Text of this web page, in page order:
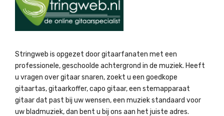
Stringweb is opgezet door gitaarfanaten met een
professionele, geschoolde achtergrond in de muziek. Heeft
u vragen over gitaar snaren, zoekt u een goedkope
gitaartas, gitaarkoffer, capo gitaar, een stemapparaat
gitaar dat past bij uw wensen, een muziek standaard voor
uw bladmuziek, dan bent u bij ons aan het juiste adres.